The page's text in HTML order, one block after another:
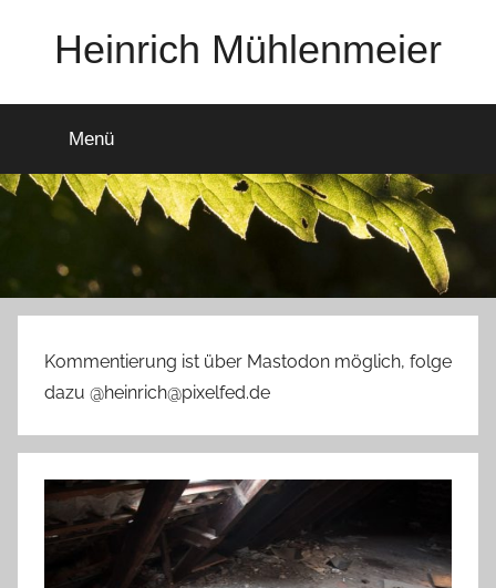
Heinrich Mühlenmeier
Glauben,
Umwelt,
Fotografie,
Menü
Kommentierung ist über Mastodon möglich, folge
dazu @heinrich@pixelfed.de